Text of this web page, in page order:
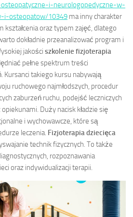
i-neurologopedyczne-w-
i-osteopatow/10349 ma inny charakter
kształcenia oraz typem zajęć, dlatego
dokładnie przeanalizować program i
jakości szkolenie fizjoterapia
pełne spektrum treści
Kursanci takiego kursu nabywają
ruchowego najmłodszych, procedur
zaburzeń ruchu, podejść leczniczych
Duży nacisk kładzie się
i wychowawcze, które są
leczenia. Fizjoterapia dziecięca
technik fizycznych. To także
rozpoznawania
oraz indywidualizacji terapii.